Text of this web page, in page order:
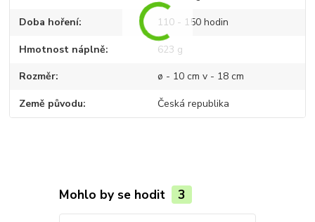
Doba hoření 110 - 150 hodin
Hmotnost náplně 623 g
Rozměr ø - 10 cm v - 18 cm
Země původu Česká republika
Mohlo by se hodit 3